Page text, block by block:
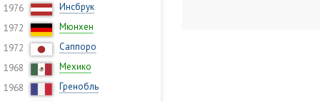
1976
Инсбрук
1972
Мюнхен
1972
Саппоро
1968
Мехико
1968
Гренобль